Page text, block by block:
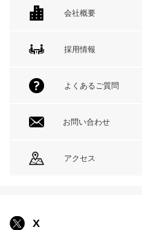
会社概要
採用情報
よくあるご質問
お問い合わせ
アクセス
X